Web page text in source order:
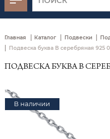
Главная | Каталог | Подвески |
| Подвеска буква В серебряная 925
ПОДВЕСКА БУКВА В
В наличии